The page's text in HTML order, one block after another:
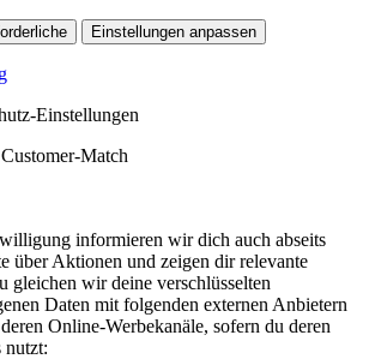
Einstellungen anpassen
Einstellungen
Match
informieren wir dich auch abseits
über Aktionen und zeigen dir relevante
gleichen wir deine verschlüsselten
Daten mit folgenden externen Anbietern
Online-Werbekanäle, sofern du deren
nutzt: